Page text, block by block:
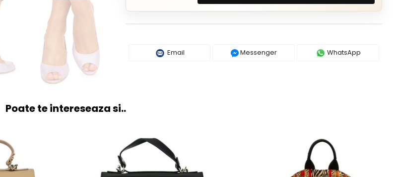
Email Messenger WhatsApp
Poate te intereseaza si..